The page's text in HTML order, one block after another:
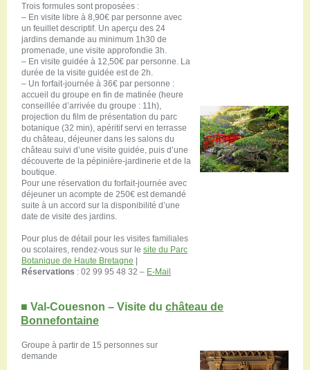
Trois formules sont proposées :
– En visite libre à 8,90€ par personne avec
un feuillet descriptif. Un aperçu des 24
jardins demande au minimum 1h30 de
promenade, une visite approfondie 3h.
– En visite guidée à 12,50€ par personne. La
durée de la visite guidée est de 2h.
– Un forfait-journée à 36€ par personne :
accueil du groupe en fin de matinée (heure
conseillée d’arrivée du groupe : 11h),
projection du film de présentation du parc
botanique (32 min), apéritif servi en terrasse
du château, déjeuner dans les salons du
château suivi d’une visite guidée, puis d’une
découverte de la pépinière-jardinerie et de la
boutique.
Pour une réservation du forfait-journée avec
déjeuner un acompte de 250€ est demandé
suite à un accord sur la disponibilité d’une
date de visite des jardins.
Pour plus de détail pour les visites familiales
ou scolaires, rendez-vous sur le site du Parc
Botanique de Haute Bretagne
Réservations : 02 99 95 48 32 – E-Mail
■ Val-Couesnon – Visite du château de
Bonnefontaine
Groupe à partir de 15 personnes sur
demande